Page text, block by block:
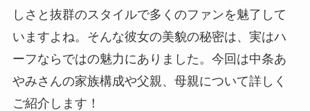
しさと抜群のスタイルで多くのファンを魅了して
いますよね。そんな彼女の美貌の秘密は、実はハ
ーフならではの魅力にありました。今回は中条あ
やみさんの家族構成や父親、母親について詳しく
ご紹介します！